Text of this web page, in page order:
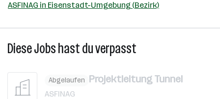
ASFINAG in Eisenstadt-Umgebung (Bezirk)
Diese Jobs hast du verpasst
Abgelaufen Projektleitung Tunnel
ASFINAG